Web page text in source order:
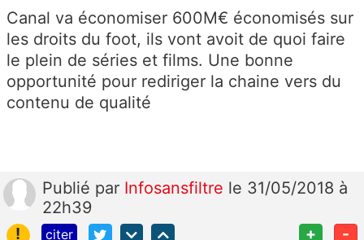
Canal va économiser 600M€ économisés sur
les droits du foot, ils vont avoit de quoi faire
le plein de séries et films. Une bonne
opportunité pour rediriger la chaine vers du
contenu de qualité
Publié par Infosansfiltre le 31/05/2018 à
22h39
!
citer + -